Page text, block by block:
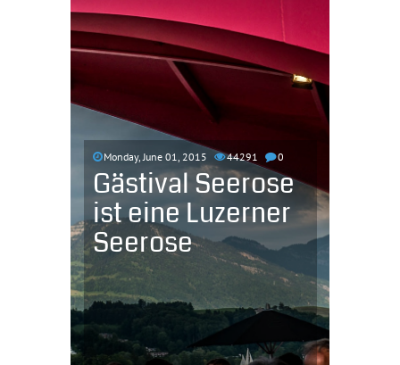
Monday, June 01, 2015 44291 0
Gästival Seerose
ist eine Luzerner
Seerose